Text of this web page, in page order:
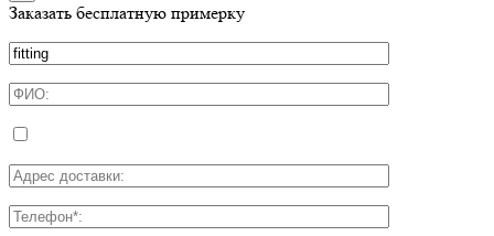
Заказать бесплатную примерку